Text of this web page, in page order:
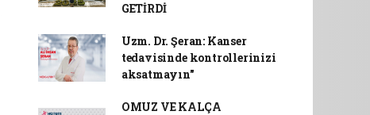
GETİRDİ
Uzm. Dr. Şeran: Kanser
tedavisinde kontrollerinizi
aksatmayın"
OMUZ VE KALÇA